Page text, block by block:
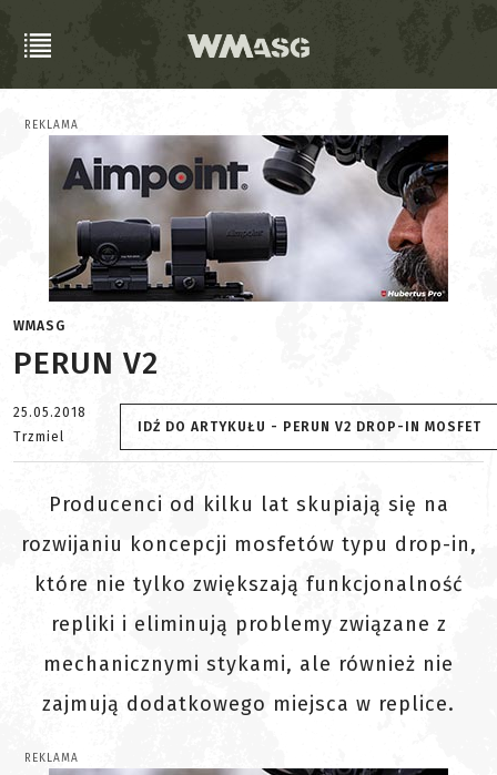
REKLAMA
WMASG
PERUN V2
25.05.2018
Trzmiel
IDŹ DO ARTYKUŁU - PERUN V2 DROP-IN MOSFET
Producenci od kilku lat skupiają się na
rozwijaniu koncepcji mosfetów typu drop-in,
które nie tylko zwiększają funkcjonalność
repliki i eliminują problemy związane z
mechanicznymi stykami, ale również nie
zajmują dodatkowego miejsca w replice.
REKLAMA